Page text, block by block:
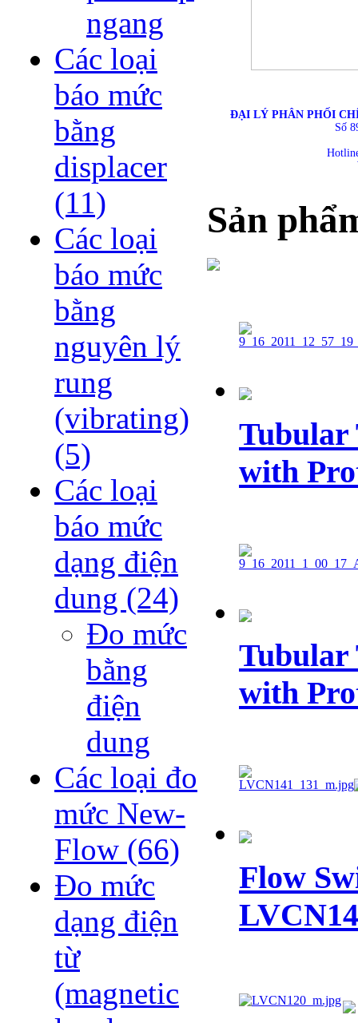
ngang
Các loại
báo mức
bằng
displacer
(11)
Các loại
báo mức
bằng
nguyên lý
rung
(vibrating)
(5)
Các loại
báo mức
dạng điện
dung (24)
Đo mức
bằng
điện
dung
Các loại đo
mức New-
Flow (66)
Đo mức
dạng điện
từ
(magnetic
ĐẠI LÝ PHÂN PHỐI
Số
Sản
Tubular
with
Tubular
with
Flow